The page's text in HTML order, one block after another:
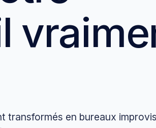
Assurance
transformés en bureaux